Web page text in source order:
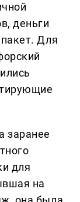
деньги
Для
заранее
для
на